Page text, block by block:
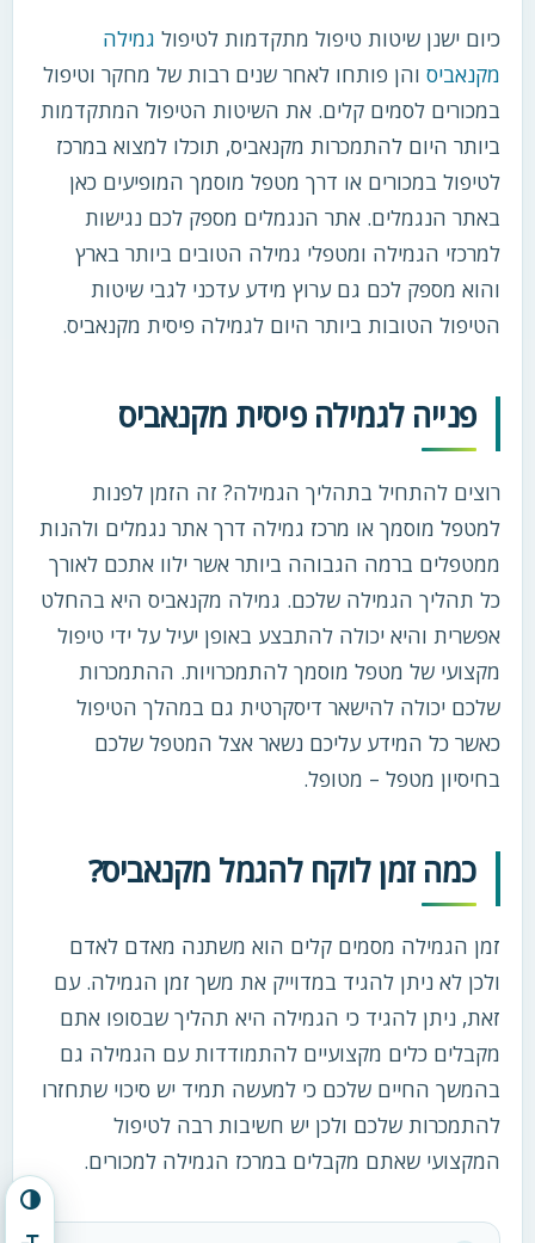
הפעל/כבה ניגודיות גבוהה
כיום ישנן שיטות טיפול מתקדמות לטיפול גמילה
מקנאביס והן פותחו לאחר שנים רבות של מחקר וטיפול
במכורים לסמים קלים. את השיטות הטיפול המתקדמות
ביותר היום להתמכרות מקנאביס, תוכלו למצוא במרכז
לטיפול במכורים או דרך מטפל מוסמך המופיעים כאן
באתר הנגמלים. אתר הנגמלים מספק לכם נגישות
למרכזי הגמילה ומטפלי גמילה הטובים ביותר בארץ
והוא מספק לכם גם ערוץ מידע עדכני לגבי שיטות
הטיפול הטובות ביותר היום לגמילה פיסית מקנאביס.
פנייה לגמילה פיסית מקנאביס
רוצים להתחיל בתהליך הגמילה? זה הזמן לפנות
למטפל מוסמך או מרכז גמילה דרך אתר נגמלים ולהנות
ממטפלים ברמה הגבוהה ביותר אשר ילוו אתכם לאורך
כל תהליך הגמילה שלכם. גמילה מקנאביס היא בהחלט
אפשרית והיא יכולה להתבצע באופן יעיל על ידי טיפול
מקצועי של מטפל מוסמך להתמכרויות. ההתמכרות
שלכם יכולה להישאר דיסקרטית גם במהלך הטיפול
כאשר כל המידע עליכם נשאר אצל המטפל שלכם
בחיסיון מטפל – מטופל.
כמה זמן לוקח להגמל מקנאביס?
זמן הגמילה מסמים קלים הוא משתנה מאדם לאדם
ולכן לא ניתן להגיד במדוייק את משך זמן הגמילה. עם
זאת, ניתן להגיד כי הגמילה היא תהליך שבסופו אתם
מקבלים כלים מקצועיים להתמודדות עם הגמילה גם
בהמשך החיים שלכם כי למעשה תמיד יש סיכוי שתחזרו
להתמכרות שלכם ולכן יש חשיבות רבה לטיפול
המקצועי שאתם מקבלים במרכז הגמילה למכורים.